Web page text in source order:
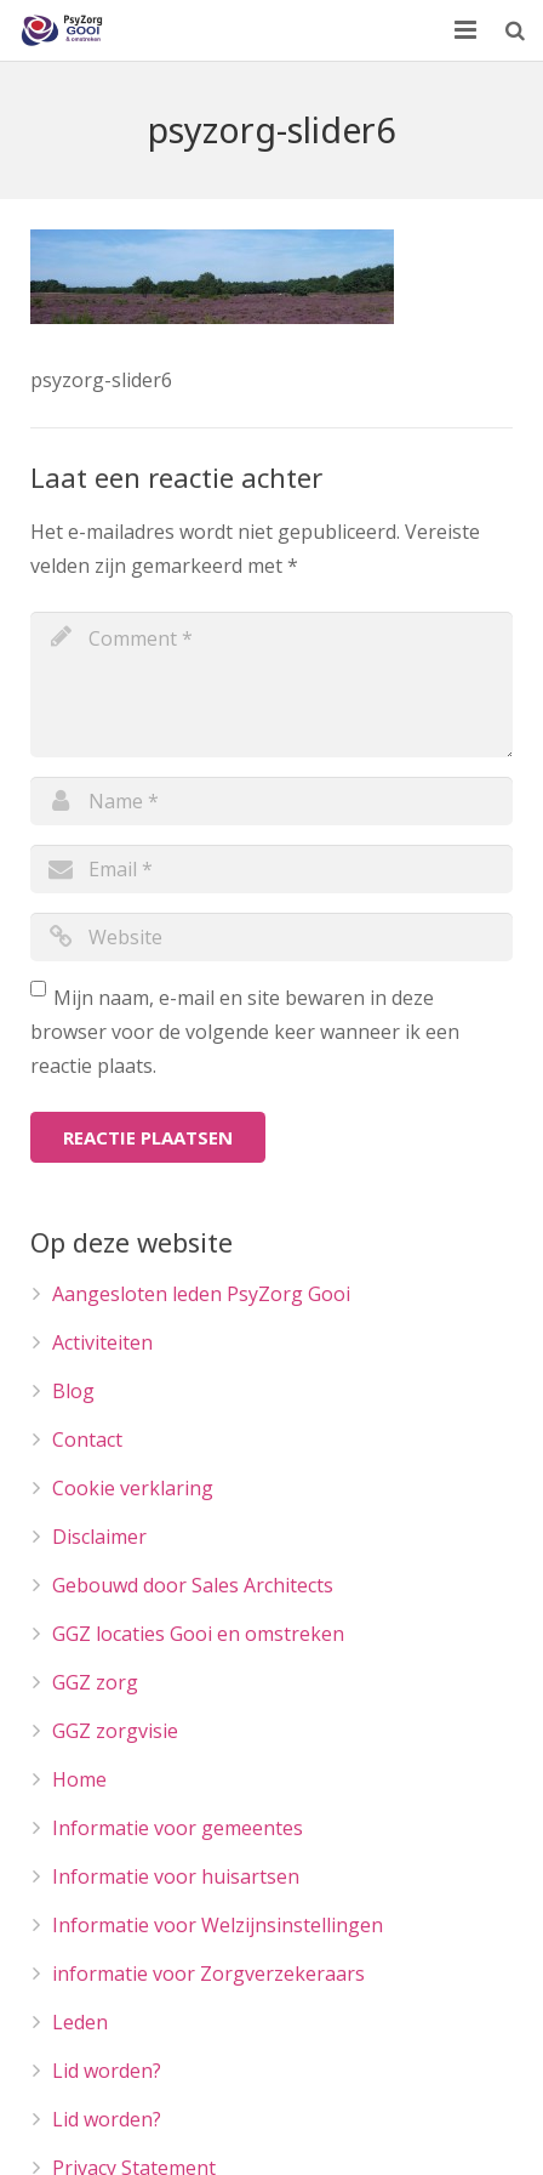
Contact
psyzorg-slider6
psyzorg-slider6
Laat een reactie achter
Het e-mailadres wordt niet gepubliceerd. Vereiste
velden zijn gemarkeerd met*
Mijn naam, e-mail en site bewaren in deze
browser voor de volgende keer wanneer ik een
reactie plaats.
Op deze website
Aangesloten leden PsyZorg Gooi
Activiteiten
Blog
Contact
Cookie verklaring
Disclaimer
Gebouwd door Sales Architects
GGZ locaties Gooi en omstreken
GGZ zorg
GGZ zorgvisie
Home
Informatie voor gemeentes
Informatie voor huisartsen
Informatie voor Welzijnsinstellingen
informatie voor Zorgverzekeraars
Leden
Lid worden?
Lid worden?
Privacy Statement